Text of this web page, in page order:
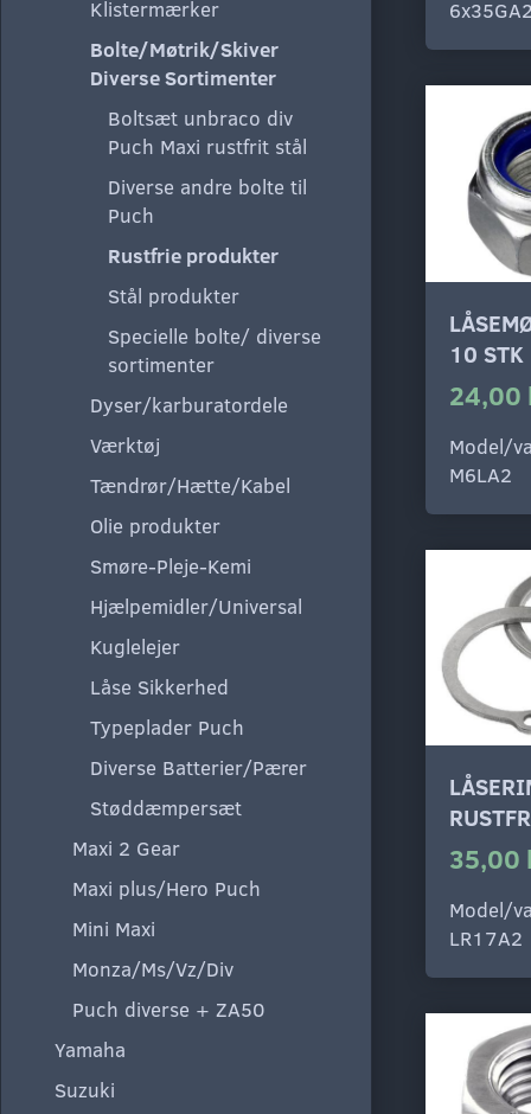
Klistermærker
Bolte/Møtrik/Skiver
Diverse Sortimenter
Boltsæt unbraco div
Puch Maxi rustfrit stål
Diverse andre bolte til
Puch
Rustfrie produkter
Stål produkter
Specielle bolte/ diverse
sortimenter
Dyser/karburatordele
Værktøj
Tændrør/Hætte/Kabel
Olie produkter
Smøre-Pleje-Kemi
Hjælpemidler/Universal
Kuglelejer
Låse Sikkerhed
Typeplader Puch
Diverse Batterier/Pærer
Støddæmpersæt
Maxi 2 Gear
Maxi plus/Hero Puch
Mini Maxi
Monza/Ms/Vz/Div
Puch diverse + ZA50
Yamaha
Suzuki
10 STK
24,00
Model/
M6LA2
35,00
Model/
LR17A2